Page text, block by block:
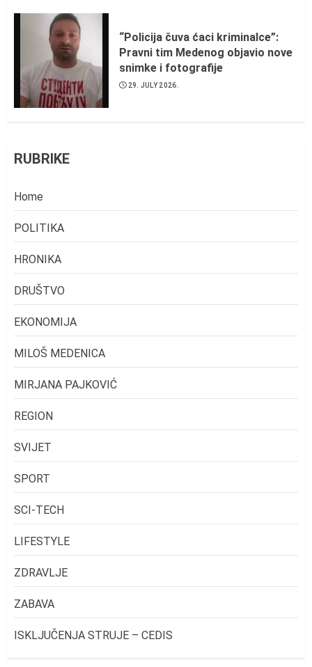
“Policija čuva ćaci kriminalce”:
Pravni tim Medenog objavio nove
snimke i fotografije
29. JULY 2026.
RUBRIKE
Home
POLITIKA
HRONIKA
DRUŠTVO
EKONOMIJA
MILOŠ MEDENICA
MIRJANA PAJKOVIĆ
REGION
SVIJET
SPORT
SCI-TECH
LIFESTYLE
ZDRAVLJE
ZABAVA
ISKLJUČENJA STRUJE – CEDIS